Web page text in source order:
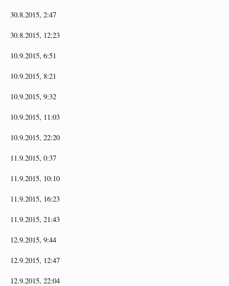
30.8.2015, 2:47
30.8.2015, 12:23
10.9.2015, 6:51
10.9.2015, 8:21
10.9.2015, 9:32
10.9.2015, 11:03
10.9.2015, 22:20
11.9.2015, 0:37
11.9.2015, 10:10
11.9.2015, 16:23
11.9.2015, 21:43
12.9.2015, 9:44
12.9.2015, 12:47
12.9.2015, 22:04